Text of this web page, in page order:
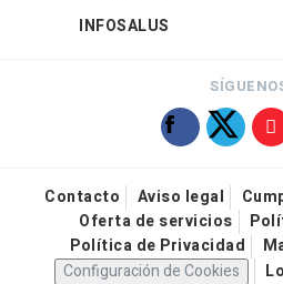
INFOSALUS
Contacto Aviso legal
Oferta de servicios
Política de Privacidad
Configuración de Cookies